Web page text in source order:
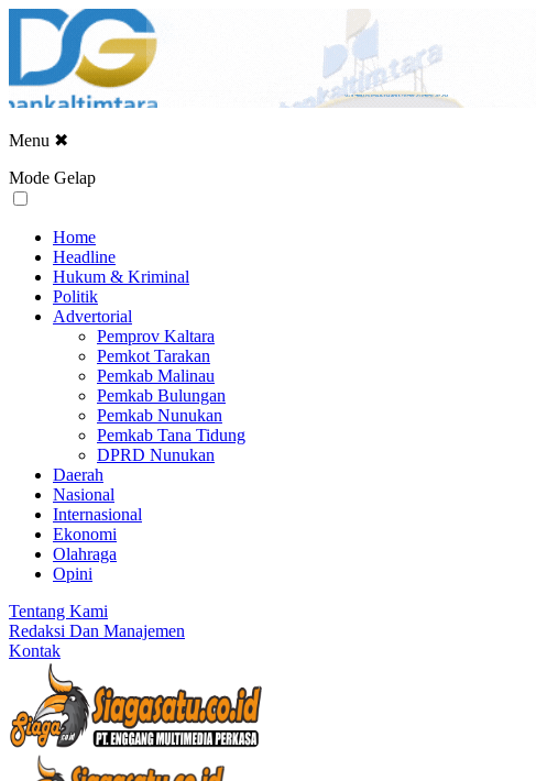
Menu ✖
Mode Gelap
Home
Headline
Hukum & Kriminal
Politik
Advertorial
Pemprov Kaltara
Pemkot Tarakan
Pemkab Malinau
Pemkab Bulungan
Pemkab Nunukan
Pemkab Tana Tidung
DPRD Nunukan
Daerah
Nasional
Internasional
Ekonomi
Olahraga
Opini
Tentang Kami
Redaksi Dan Manajemen
Kontak